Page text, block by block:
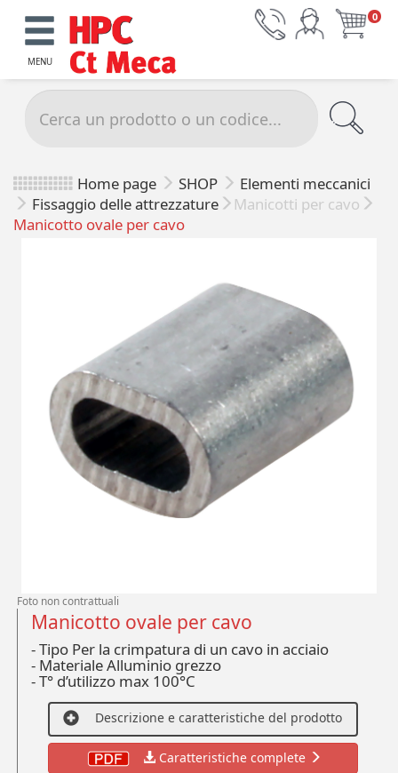
MENU
0
Home page SHOP
Elementi meccanici
Fissaggio delle attrezzature
Manicotti per cavo
Manicotto ovale per cavo
Foto non contrattuali
Manicotto ovale per cavo
- Tipo Per la crimpatura di un cavo in acciaio
- Materiale Alluminio grezzo
-T° d’utilizzo max 100°C
Descrizione e caratteristiche del prodotto
Caratteristiche complete